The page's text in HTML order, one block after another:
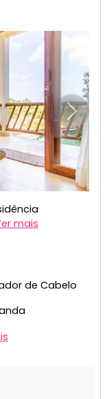
mais
de Cabelo